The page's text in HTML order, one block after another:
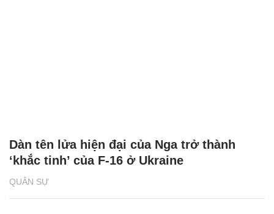
QUÂN SỰ
Dàn tên lửa hiện đại của Nga trở thành
‘khắc tinh’ của F-16 ở Ukraine